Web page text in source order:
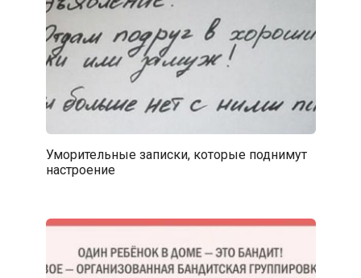
Уморительные записки, которые поднимут
настроение